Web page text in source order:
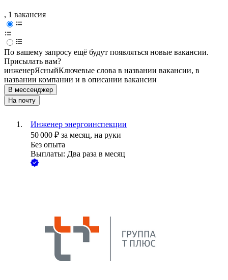
, 1 вакансия
По вашему запросу ещё будут появляться новые вакансии.
Присылать вам?
инженерЯсныйКлючевые слова в названии вакансии, в
названии компании и в описании вакансии
В мессенджер
На почту
Инженер энергоинспекции
50 000 ₽ за месяц, на руки
Без опыта
Выплаты: Два раза в месяц